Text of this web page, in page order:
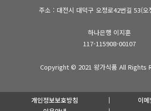
주소 : 대전시 대덕구 오정로42번길 53(
하나은행 이지훈
117-115908-00107
Copyright © 2021 왕가식품 All Rights
개인정보보호방침
이